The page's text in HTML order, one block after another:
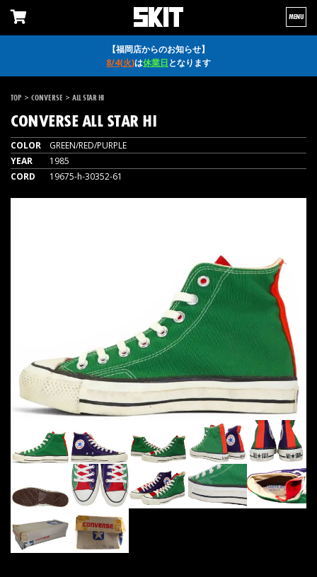
【福岡店からのお知らせ】
8/4(火)は休業日となります
MENU
TOP > CONVERSE > ALL STAR HI
CONVERSEALL STAR HI
COLOR
GREEN/RED/PURPLE
YEAR
1985
CORD
19675-h-30352-61